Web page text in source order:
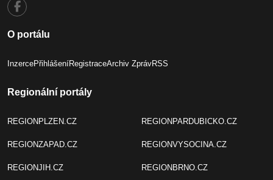
O portálu
InzercePřihlášeníRegistraceArchiv ZprávRSS
Regionální portály
REGIONPLZEN.CZ
REGIONZAPAD.CZ
REGIONJIH.CZ
REGIONPARDUBICKO.CZ
REGIONVYSOCINA.CZ
REGIONBRNO.CZ